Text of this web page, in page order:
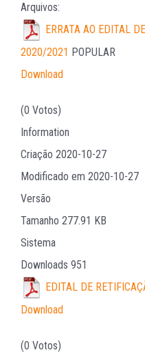
Arquivos:
ERRATA AO EDITAL
2020/2021 POPULAR
Download
(0 Votos)
Information
Criação 2020-10-27
Modificado em 2020-10-27
Versão
Tamanho 277.91 KB
Sistema
Downloads 951
EDITAL DE
Download
(0 Votos)